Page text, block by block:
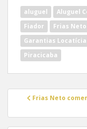
aluguel Aluguel
Fiador
Frias Neto
Garantias
Piracicaba
Navegação
Post
Frias Neto